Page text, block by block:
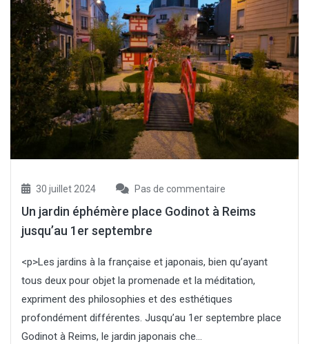
30 juillet 2024 Pas de commentaire
Un jardin éphémère place Godinot à Reims
jusqu’au 1er septembre
<p>Les jardins à la française et japonais, bien qu’ayant
tous deux pour objet la promenade et la méditation,
expriment des philosophies et des esthétiques
profondément différentes. Jusqu’au 1er septembre place
Godinot à Reims, le jardin japonais che...